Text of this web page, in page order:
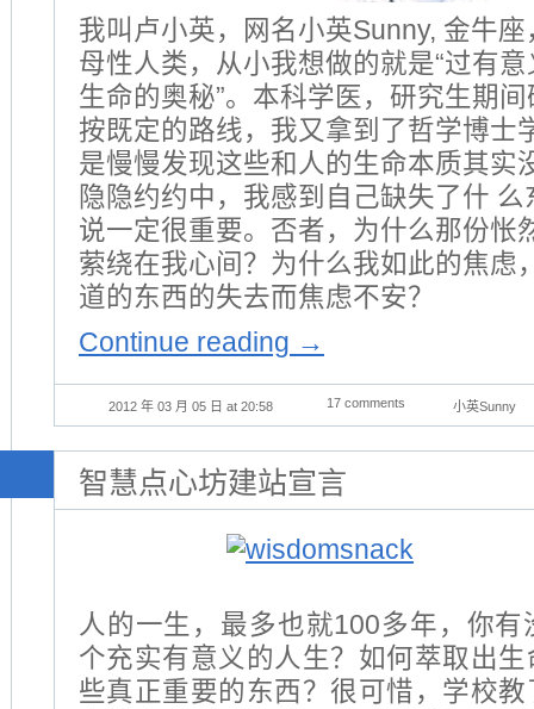
我叫卢小英，网名小英Sunny, 金牛
母性人类，从小我想做的就是“过有意
生命的奥秘”。本科学医，研究生期
按既定的路线，我又拿到了哲学博士
是慢慢发现这些和人的生命本质其实
隐隐约约中，我感到自己缺失了什
说一定很重要。否者，为什么那份怅
萦绕在我心间？为什么我如此的焦虑
道的东西的失去而焦虑不安？
Continue reading →
2012 年 03 月 05 日 at 20:58 17 comments 小英Sunny
智慧点心坊建站宣言
人的一生，最多也就100多年，你
个充实有意义的人生？如何萃取出
些真正重要的东西？很可惜，学校